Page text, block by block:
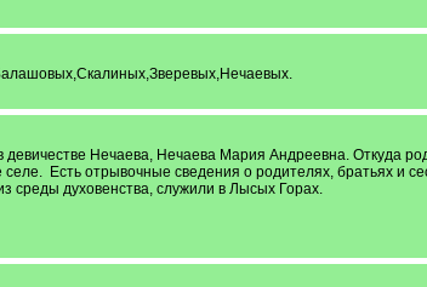
Нечаева, Нечаева Мария Андреевна. Откуда
селе. Есть отрывочные сведения о родителях, братьях
среды духовенства, служили в Лысых Горах.